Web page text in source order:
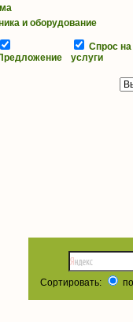
и оборудование
Спрос на
услуги
Сортировать: